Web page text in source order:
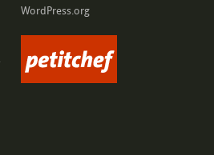
WordPress.org